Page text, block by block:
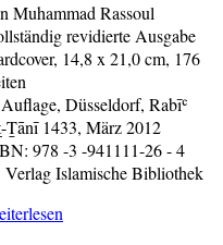
Muhammad Rassoul
revidierte Ausgabe
14,8 x 21,0 cm, 176
Düsseldorf, Rabīʿ
Ṯānī 1433, März 2012
978 -3 -941111-26 - 4
Islamische Bibliothek